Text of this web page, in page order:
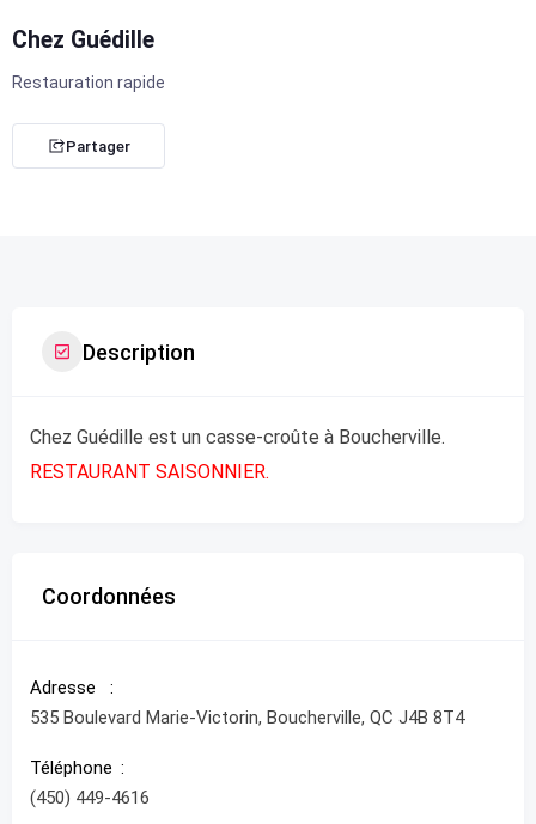
Chez Guédille
Restauration rapide
Partager
Description
Chez Guédille est un casse-croûte à Boucherville.
RESTAURANT SAISONNIER.
Coordonnées
Adresse
535 Boulevard Marie-Victorin, Boucherville, QC J4B 8T4
Téléphone
(450) 449-4616